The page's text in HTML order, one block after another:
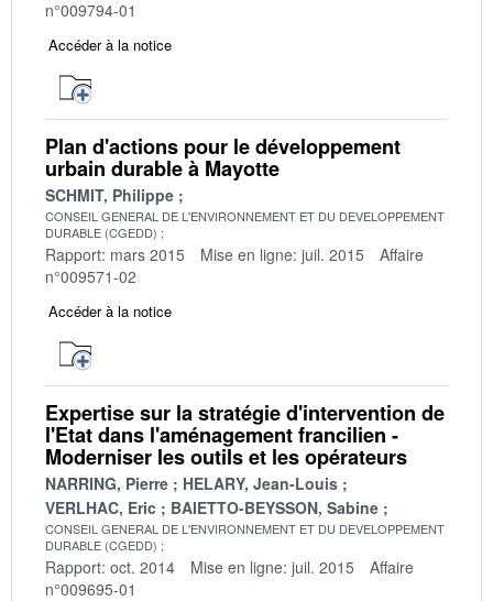
n°009794-01
Accéder à la notice
Plan d'actions pour le développement
urbain durable à Mayotte
SCHMIT, Philippe
CONSEIL GENERAL DE L'ENVIRONNEMENT ET DU DEVELOPPEMENT
DURABLE (CGEDD)
Rapport: mars 2015 Mise en ligne: juil. 2015
Affaire
n°009571-02
Accéder à la notice
Expertise sur la stratégie d'intervention de
l'Etat dans l'aménagement francilien -
Moderniser les outils et les opérateurs
NARRING, Pierre
HELARY, Jean-Louis
VERLHAC, Eric
BAIETTO-BEYSSON, Sabine
CONSEIL GENERAL DE L'ENVIRONNEMENT ET DU DEVELOPPEMENT
DURABLE (CGEDD)
Rapport: oct. 2014 Mise en ligne: juil. 2015
Affaire
n°009695-01